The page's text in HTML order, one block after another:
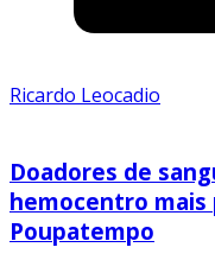
Ricardo Leocadio
Doadores de
hemocentro
Poupatempo